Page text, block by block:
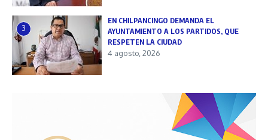
3
EN CHILPANCINGO DEMANDA EL
AYUNTAMIENTO A LOS PARTIDOS, QUE
RESPETEN LA CIUDAD
4 agosto, 2026